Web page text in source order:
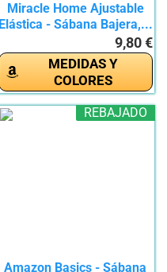
Miracle Home Ajustable
Elástica - Sábana Bajera,...
9,80 €
MEDIDAS Y
COLORES
REBAJADO
Amazon Basics - Sábana